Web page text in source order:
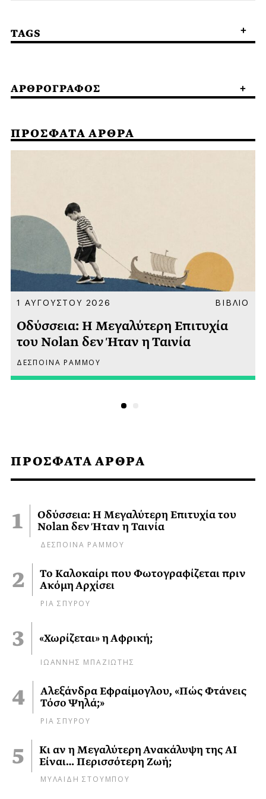
ΠΡΟΣΦΑΤΑ ΑΡΘΡΑ
Οδύσσεια: Η Μεγαλύτερη Επιτυχία του
Nolan δεν Ήταν η Ταινία
ΔΕΣΠΟΙΝΑ ΡΑΜΜΟΥ
Το Καλοκαίρι που Φωτογραφίζεται πριν
Ακόμη Αρχίσει
ΡΙΑ ΣΠΥΡΟΥ
«Χωρίζεται» η Αφρική;
ΙΩΑΝΝΗΣ ΜΠΑΖΙΩΤΗΣ
Αλεξάνδρα Εφραίμογλου, «Πώς Φτάνεις
Τόσο Ψηλά;»
ΡΙΑ ΣΠΥΡΟΥ
Κι αν η Μεγαλύτερη Ανακάλυψη της AI
Είναι… Περισσότερη Ζωή;
ΜΥΛΑΙΔΗ ΣΤΟΥΜΠΟΥ
TAGS
ΑΡΘΡΟΓΡΑΦΟΣ
ΠΡΟΣΦΑΤΑ ΑΡΘΡΑ
1 ΑΥΓΟΥΣΤΟΥ 2026 ΒΙΒΛΙΟ
Οδύσσεια: Η Μεγαλύτερη Επιτυχία
του Nolan δεν Ήταν η Ταινία
ΔΕΣΠΟΙΝΑ ΡΑΜΜΟΥ